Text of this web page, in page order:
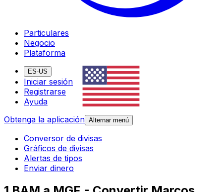
Particulares
Negocio
Plataforma
ES-US
Iniciar sesión
Registrarse
Ayuda
Obtenga la aplicación Alternar menú
Conversor de divisas
Gráficos de divisas
Alertas de tipos
Enviar dinero